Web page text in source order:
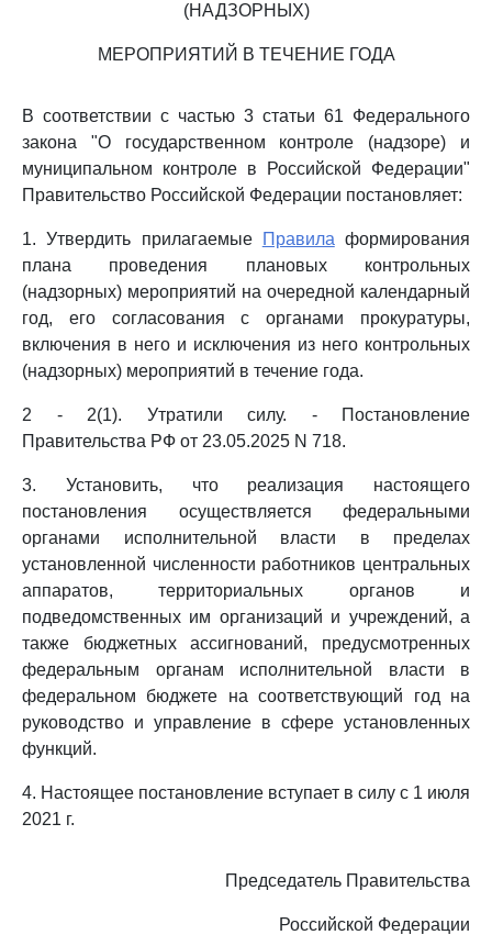
(НАДЗОРНЫХ)
МЕРОПРИЯТИЙ В ТЕЧЕНИЕ ГОДА
В соответствии с частью 3 статьи 61 Федерального
закона "О государственном контроле (надзоре) и
муниципальном контроле в Российской Федерации"
Правительство Российской Федерации постановляет:
1. Утвердить прилагаемые Правила формирования
плана проведения плановых контрольных
(надзорных) мероприятий на очередной календарный
год, его согласования с органами прокуратуры,
включения в него и исключения из него контрольных
(надзорных) мероприятий в течение года.
2 - 2(1). Утратили силу. - Постановление
Правительства РФ от 23.05.2025 N 718.
3. Установить, что реализация настоящего
постановления осуществляется федеральными
органами исполнительной власти в пределах
установленной численности работников центральных
аппаратов, территориальных органов и
подведомственных им организаций и учреждений, а
также бюджетных ассигнований, предусмотренных
федеральным органам исполнительной власти в
федеральном бюджете на соответствующий год на
руководство и управление в сфере установленных
функций.
4. Настоящее постановление вступает в силу с 1 июля
2021 г.
Председатель Правительства
Российской Федерации